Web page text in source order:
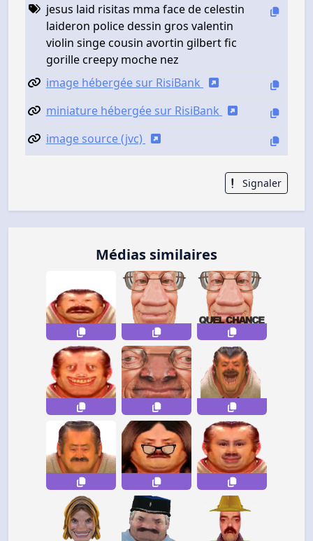
jesus laid risitas mma face de celestin
laideron police dessin gros valentin
violin singe cousin avortin gilbert fic
gorille creepy moche nez
image hébergée sur RisiBank
miniature hébergée sur RisiBank
image source (jvc)
Signaler
Médias similaires